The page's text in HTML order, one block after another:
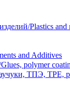
Plastics
and Additives
polymer
ТПЭ, TPE,